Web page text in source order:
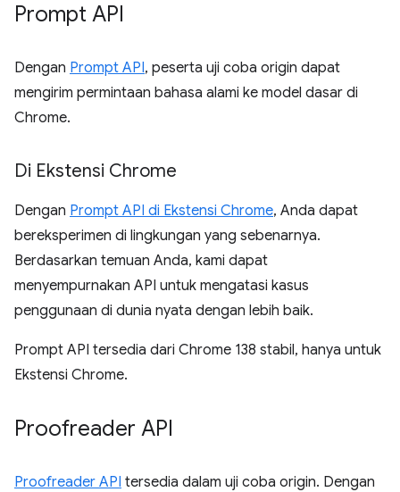
Prompt API
Dengan Prompt API, peserta uji coba origin dapat
mengirim permintaan bahasa alami ke model dasar di
Chrome.
Di Ekstensi Chrome
Dengan Prompt API di Ekstensi Chrome, Anda dapat
bereksperimen di lingkungan yang sebenarnya.
Berdasarkan temuan Anda, kami dapat
menyempurnakan API untuk mengatasi kasus
penggunaan di dunia nyata dengan lebih baik.
Prompt API tersedia dari Chrome 138 stabil, hanya untuk
Ekstensi Chrome.
Proofreader API
Proofreader API tersedia dalam uji coba origin. Dengan